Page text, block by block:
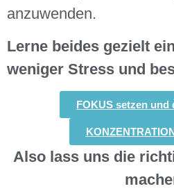
anzuwenden.
Lerne beides gezielt
weniger Stress und
FOKUS setzen
Also lass uns die